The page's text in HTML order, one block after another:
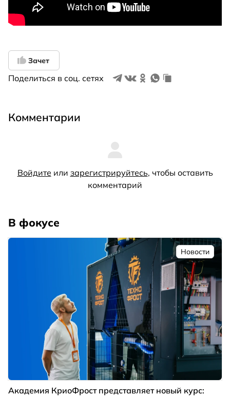
Зачет
Поделиться в соц. сетях
Комментарии
Войдите или зарегистрируйтесь, чтобы оставить
комментарий
В фокусе
Новости
Академия КриоФрост представляет новый курс: